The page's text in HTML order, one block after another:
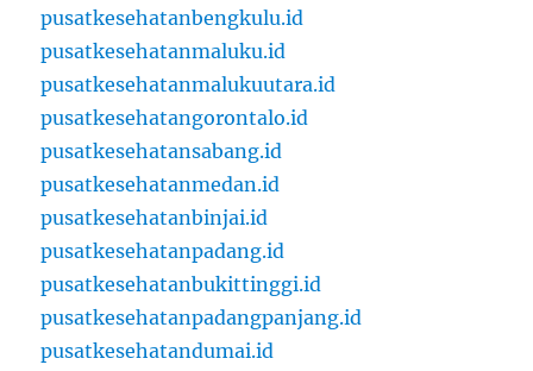
pusatkesehatanbengkulu.id
pusatkesehatanmaluku.id
pusatkesehatanmalukuutara.id
pusatkesehatangorontalo.id
pusatkesehatansabang.id
pusatkesehatanmedan.id
pusatkesehatanbinjai.id
pusatkesehatanpadang.id
pusatkesehatanbukittinggi.id
pusatkesehatanpadangpanjang.id
pusatkesehatandumai.id